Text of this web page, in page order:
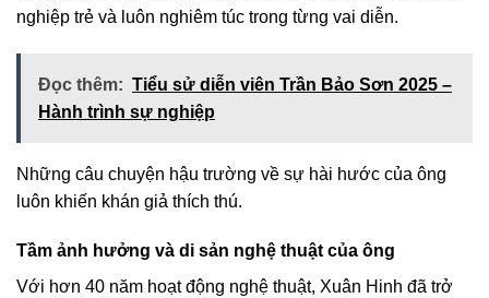
nghiệp trẻ và luôn nghiêm túc trong từng vai diễn.
Đọc thêm: Tiểu sử diễn viên Trần Bảo Sơn 2025 –
Hành trình sự nghiệp
Những câu chuyện hậu trường về sự hài hước của ông
luôn khiến khán giả thích thú.
Tầm ảnh hưởng và di sản nghệ thuật của ông
Với hơn 40 năm hoạt động nghệ thuật, Xuân Hinh đã trở